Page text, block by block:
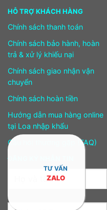
HỖ TRỢ KHÁCH HÀNG
Chính sách thanh toán
Chính sách bảo hành, hoàn
trả & xử lý khiếu nại
Chính sách giao nhận vận
chuyển
Chính sách hoàn tiền
Hướng dẫn mua hàng online
tại Loa nhập khẩu
Câu hỏi thường gặp (FAQ)
TƯ VẤN
ZALO